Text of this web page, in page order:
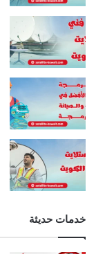
خدمات حديثة